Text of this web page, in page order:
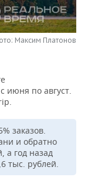
Максим Платонов
июня по август.
заказов.
и обратно
а год назад
тыс. рублей.